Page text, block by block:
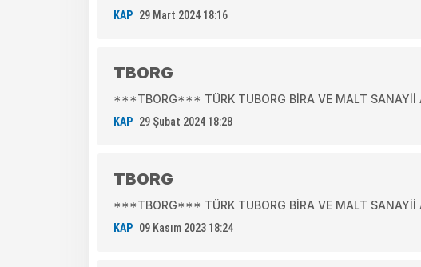
KAP 29 Mart 2024 18:16
TBORG
***TBORG*** TÜRK TUBORG BİRA VE MALT SANAYİİ
KAP 29 Şubat 2024 18:28
TBORG
***TBORG*** TÜRK TUBORG BİRA VE MALT
KAP 09 Kasım 2023 18:24